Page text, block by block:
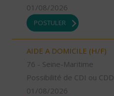
01/08/2026
POSTULER
AIDE A DOMICILE (H/F)
76 - Seine-Maritime
Possibilité de CDI ou CDD
01/08/2026